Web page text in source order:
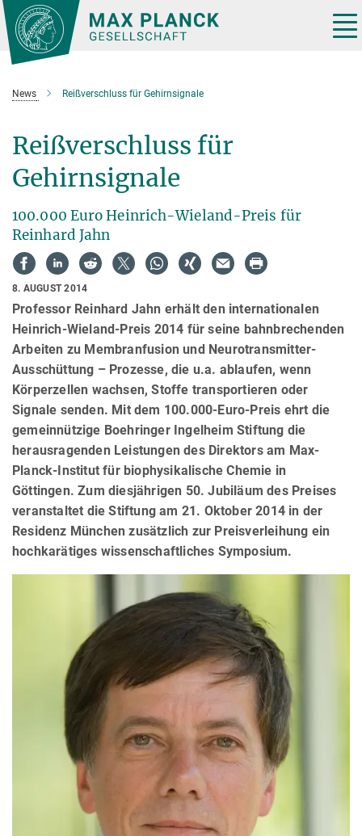
Hauptinhalt
News Reißverschluss für Gehirnsignale
Reißverschluss für
Gehirnsignale
100.000 Euro Heinrich-Wieland-Preis für
Reinhard Jahn
8. AUGUST 2014
Professor Reinhard Jahn erhält den internationalen
Heinrich-Wieland-Preis 2014 für seine bahnbrechenden
Arbeiten zu Membranfusion und Neurotransmitter-
Ausschüttung – Prozesse, die u.a. ablaufen, wenn
Körperzellen wachsen, Stoffe transportieren oder
Signale senden. Mit dem 100.000-Euro-Preis ehrt die
gemeinnützige Boehringer Ingelheim Stiftung die
herausragenden Leistungen des Direktors am Max-
Planck-Institut für biophysikalische Chemie in
Göttingen. Zum diesjährigen 50. Jubiläum des Preises
veranstaltet die Stiftung am 21. Oktober 2014 in der
Residenz München zusätzlich zur Preisverleihung ein
hochkarätiges wissenschaftliches Symposium.